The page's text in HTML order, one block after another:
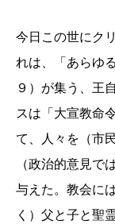
今日この世にク
れは、「あらゆ
９）が集う、王
スは「大宣教命
て、人々を（市
（政治的意見で
与えた。教会に
く）父と子と聖